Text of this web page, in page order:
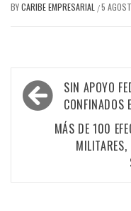
BYCARIBE EMPRESARIAL /5
Navegación
de
entradas
SIN APOYO
CONFINADOS
MÁS DE 100